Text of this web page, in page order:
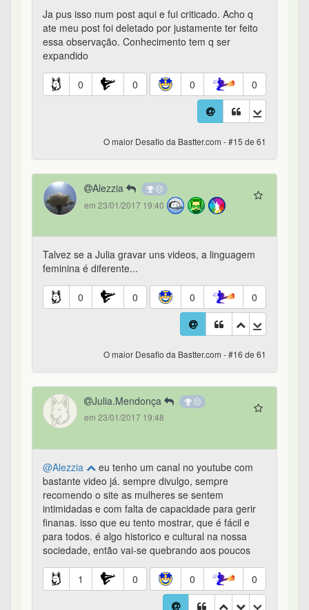
Ja pus isso num post aqui e fui criticado. Acho q
ate meu post foi deletado por justamente ter feito
essa observação. Conhecimento tem q ser
expandido
0 0 0 0
O maior Desafio da Bastter.com - #15 de 61
Alezzia
em 23/01/2017 19:40
Talvez se a Julia gravar uns videos, a linguagem
feminina é diferente...
0 0 0 0
O maior Desafio da Bastter.com - #16 de 61
Julia.Mendonça
em 23/01/2017 19:48
@Alezzia
eu tenho um canal no youtube com
bastante video já. sempre divulgo, sempre
recomendo o site as mulheres se sentem
intimidadas e com falta de capacidade para gerir
finanas. isso que eu tento mostrar, que é fácil e
para todos. é algo historico e cultural na nossa
sociedade, então vai-se quebrando aos poucos
1 0 0 0